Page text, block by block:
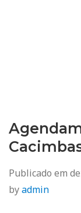
Publicado em
byadmin